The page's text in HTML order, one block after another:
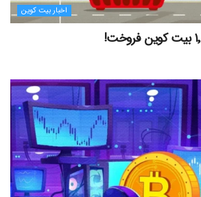
اخبار بیت کوین